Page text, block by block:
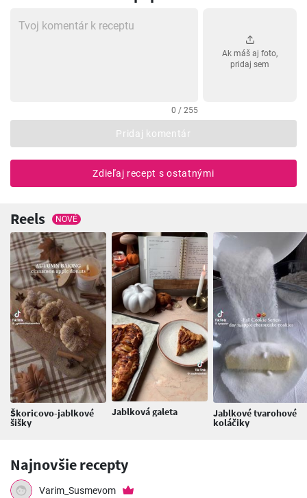
0 / 255
Ak máš aj foto,
pridaj sem
Pridaj komentár
Zdieľaj recept s ostatnými
Reels NOVÉ
Škoricovo-jablkové
šišky
Jablková galeta Jablkové tvarohové
koláčiky
Najnovšie recepty
Varim_Susmevom